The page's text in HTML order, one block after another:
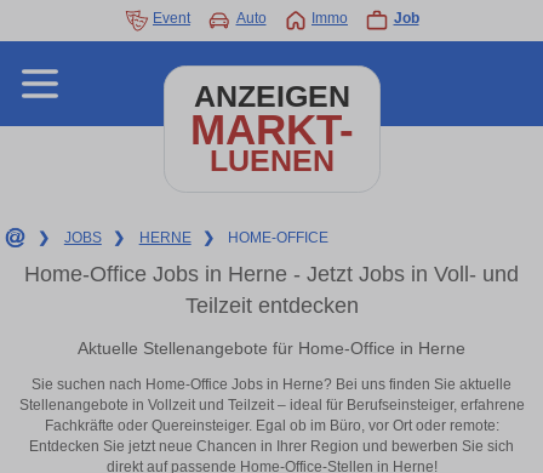
Event Auto Immo Job
ANZEIGEN
MARKT-
LUENEN
❯ JOBS ❯ HERNE ❯ HOME-OFFICE
Home-Office Jobs in Herne - Jetzt Jobs in Voll- und
Teilzeit entdecken
Aktuelle Stellenangebote für Home-Office in Herne
Sie suchen nach Home-Office Jobs in Herne? Bei uns finden Sie aktuelle
Stellenangebote in Vollzeit und Teilzeit – ideal für Berufseinsteiger, erfahrene
Fachkräfte oder Quereinsteiger. Egal ob im Büro, vor Ort oder remote:
Entdecken Sie jetzt neue Chancen in Ihrer Region und bewerben Sie sich
direkt auf passende Home-Office-Stellen in Herne!